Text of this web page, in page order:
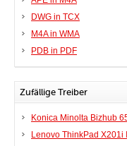
DWG in TCX
M4A in WMA
PDB in PDF
Zufällige Treiber
Konica Minolta Bizhub
Lenovo ThinkPad X201i